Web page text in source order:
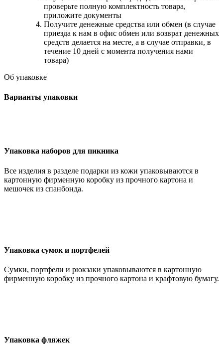
проверьте полную комплектность товара,
приложите документы
Получите денежные средства или обмен (в случае
приезда к нам в офис обмен или возврат денежных
средств делается на месте, а в случае отправки, в
течение 10 дней с момента получения нами
товара)
Об упаковке
Варианты упаковки
Упаковка наборов для пикника
Все изделия в разделе подарки из кожи упаковываются в
картонную фирменную коробку из прочного картона и
мешочек из спанбонда.
Упаковка сумок и портфелей
Сумки, портфели и рюкзаки упаковываются в картонную
фирменную коробку из прочного картона и крафтовую бумагу.
Упаковка фляжек